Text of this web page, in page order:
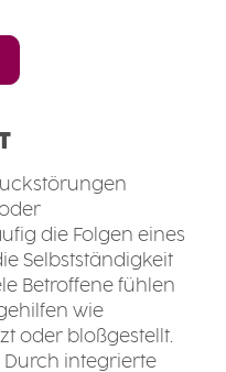
die Folgen eines
Selbstständigkeit
Betroffene fühlen
wie
oder bloßgestellt.
Durch integrierte